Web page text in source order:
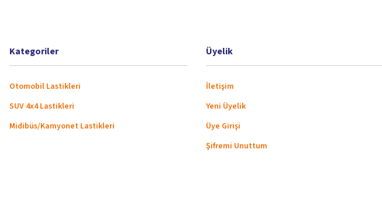
Kategoriler
Otomobil Lastikleri
SUV 4x4 Lastikleri
Midibüs/Kamyonet Lastikleri
Üyelik
İletişim
Yeni Üyelik
Üye Girişi
Şifremi Unuttum